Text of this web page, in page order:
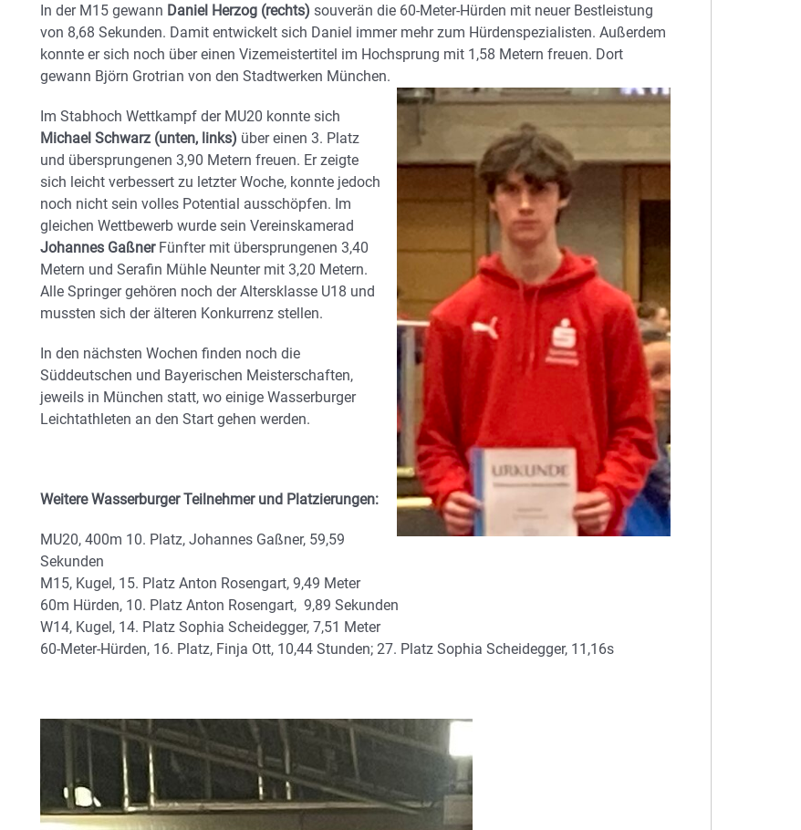
In der M15 gewann Daniel Herzog (rechts) souverän die 60-Meter-Hürden mit neuer Bestleistung
von 8,68 Sekunden. Damit entwickelt sich Daniel immer mehr zum Hürdenspezialisten. Außerdem
konnte er sich noch über einen Vizemeistertitel im Hochsprung mit 1,58 Metern freuen. Dort
gewann Björn Grotrian von den Stadtwerken München.
Im Stabhoch Wettkampf der MU20 konnte sich
Michael Schwarz (unten, links) über einen 3. Platz
und übersprungenen 3,90 Metern freuen. Er zeigte
sich leicht verbessert zu letzter Woche, konnte jedoch
noch nicht sein volles Potential ausschöpfen. Im
gleichen Wettbewerb wurde sein Vereinskamerad
Johannes GaßnerFünfter mit übersprungenen 3,40
Metern und Serafin Mühle Neunter mit 3,20 Metern.
Alle Springer gehören noch der Altersklasse U18 und
mussten sich der älteren Konkurrenz stellen.
In den nächsten Wochen finden noch die
Süddeutschen und Bayerischen Meisterschaften,
jeweils in München statt, wo einige Wasserburger
Leichtathleten an den Start gehen werden.
Weitere Wasserburger Teilnehmer und Platzierungen:
MU20, 400m 10. Platz, Johannes Gaßner, 59,59
Sekunden
M15, Kugel, 15. Platz Anton Rosengart, 9,49 Meter
60m Hürden, 10. Platz Anton Rosengart, 9,89 Sekunden
W14, Kugel, 14. Platz Sophia Scheidegger, 7,51 Meter
60-Meter-Hürden, 16. Platz, Finja Ott, 10,44 Stunden; 27. Platz Sophia Scheidegger, 11,16s